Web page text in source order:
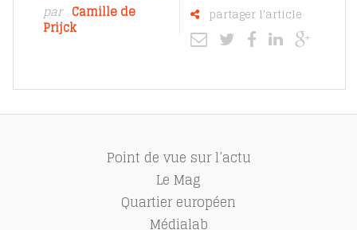
par Camille de
Prijck
partager l'article
Point de vue sur l’actu
Le Mag
Quartier européen
Médialab